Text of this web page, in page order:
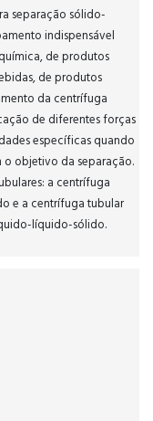
separação sólido-
indispensável
de produtos
de produtos
da centrífuga
de diferentes forças
específicas quando
objetivo da separação.
a centrífuga
e a centrífuga tubular
líquido-sólido.